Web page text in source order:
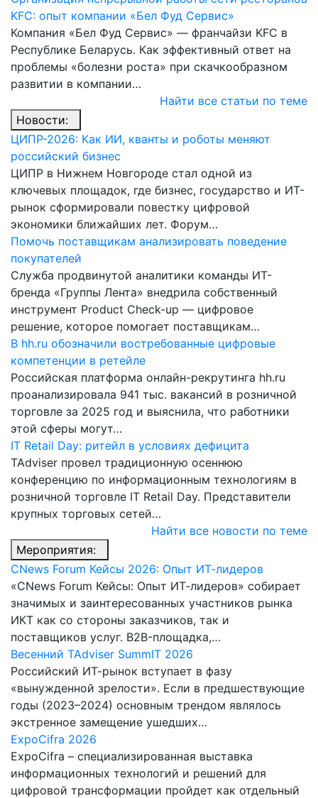
KFC: опыт компании «Бел Фуд Сервис»
Компания «Бел Фуд Сервис» — франчайзи KFC в
Республике Беларусь. Как эффективный ответ на
проблемы «болезни роста» при скачкообразном
развитии в компании…
Найти все статьи по теме
Новости:
ЦИПР-2026: Как ИИ, кванты и роботы меняют
российский бизнес
ЦИПР в Нижнем Новгороде стал одной из
ключевых площадок, где бизнес, государство и ИТ-
рынок сформировали повестку цифровой
экономики ближайших лет. Форум…
Помочь поставщикам анализировать поведение
покупателей
Служба продвинутой аналитики команды ИТ-
бренда «Группы Лента» внедрила собственный
инструмент Product Check-up — цифровое
решение, которое помогает поставщикам…
В hh.ru обозначили востребованные цифровые
компетенции в ретейле
Российская платформа онлайн-рекрутинга hh.ru
проанализировала 941 тыс. вакансий в розничной
торговле за 2025 год и выяснила, что работники
этой сферы могут…
IT Retail Day: ритейл в условиях дефицита
TAdviser провел традиционную осеннюю
конференцию по информационным технологиям в
розничной торговле IT Retail Day. Представители
крупных торговых сетей…
Найти все новости по теме
Мероприятия:
CNews Forum Кейсы 2026: Опыт ИТ-лидеров
«CNews Forum Кейсы: Опыт ИТ-лидеров» собирает
значимых и заинтересованных участников рынка
ИКТ как со стороны заказчиков, так и
поставщиков услуг. B2B-площадка,…
Весенний TAdviser SummIT 2026
Российский ИТ-рынок вступает в фазу
«вынужденной зрелости». Если в предшествующие
годы (2023–2024) основным трендом являлось
экстренное замещение ушедших…
ExpoCifra 2026
ExpoCifra – специализированная выставка
информационных технологий и решений для
цифровой трансформации пройдет как отдельный